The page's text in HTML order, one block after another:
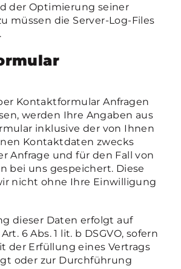
der Optimierung seiner
müssen die Server-Log-Files
Kontaktformular Anfragen
werden Ihre Angaben aus
inklusive der von Ihnen
Kontaktdaten zwecks
Anfrage und für den Fall von
bei uns gespeichert. Diese
nicht ohne Ihre Einwilligung
dieser Daten erfolgt auf
6 Abs. 1 lit. b DSGVO, sofern
der Erfüllung eines Vertrags
oder zur Durchführung